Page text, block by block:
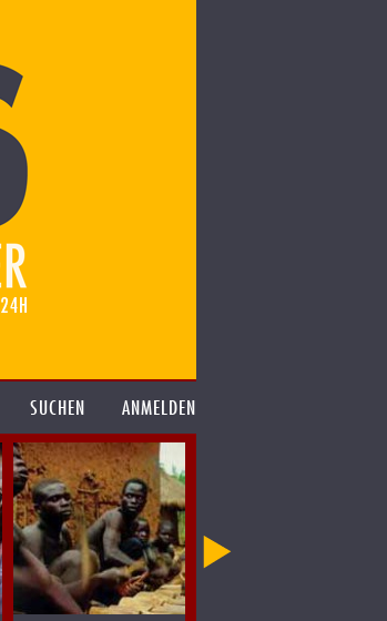
SUCHEN ANMELDEN